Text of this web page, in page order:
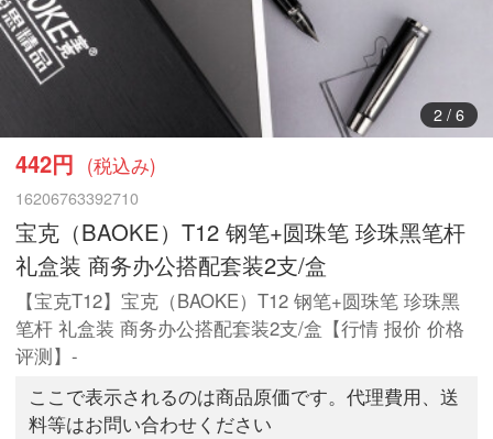
3/ 6
442円 (税込み)
16206763392710
宝克（BAOKE）T12 钢笔+圆珠笔 珍珠黑笔杆
礼盒装 商务办公搭配套装2支/盒
【宝克T12】宝克（BAOKE）T12 钢笔+圆珠笔 珍珠黑
笔杆 礼盒装 商务办公搭配套装2支/盒【行情 报价 价格
评测】-
ここで表示されるのは商品原価です。代理費用、送
料等はお問い合わせください